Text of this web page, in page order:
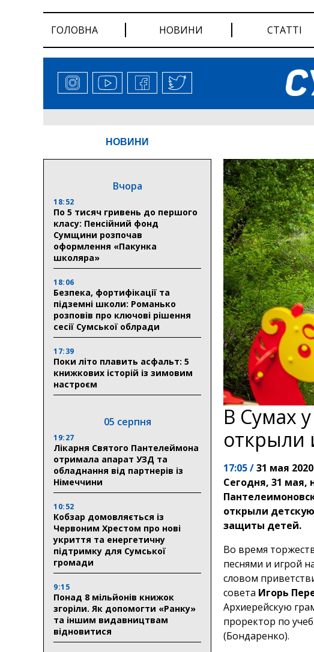
ГОЛОВНА НОВИНИ СТАТТІ
НОВИНИ
Вчора
18:52
По 5 тисяч гривень до першого
класу: Пенсійний фонд
Сумщини розпочав
оформлення «Пакунка
школяра»
18:06
Безпека, фортифікації та
підземні школи: Романько
розповів про ключові рішення
сесії Сумської облради
17:39
Поки літо плавить асфальт: 5
книжкових історій із зимовим
настроєм
05 серпня
19:27
Лікарня Святого Пантелеймона
отримала апарат УЗД та
обладнання від партнерів із
Німеччини
10:52
Кобзар домовляється із
Червоним Хрестом про нові
укриття та енергетичну
підтримку для Сумської
громади
9:15
Понад 8 мільйонів книжок
згоріли. Як допомогти «Ранку»
та іншим видавництвам
відновитися
В Сумах
открыли
17:05 /31 мая 2020
Сегодня, 31 мая,
открыли
защиты детей.
Во время
песнями и игрой
словом
совета Игорь
Архиерейскую
проректор по
(Бондаренко).